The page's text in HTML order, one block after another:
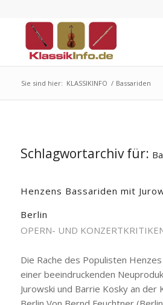
Sie sind hier: KLASSIKINFO / Bassariden
Schlagwortarchiv für:
Henzens Bassariden mit
Berlin
OPERN- UND
Die Rache des Populisten Henzes
einer beeindruckenden
Jurowski und Barrie Kosky an der